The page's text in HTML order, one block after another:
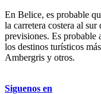
En Belice, es probable
la carretera costera al
previsiones. Es probable
los destinos turísticos
Ambergris y otros.
Siguenos en